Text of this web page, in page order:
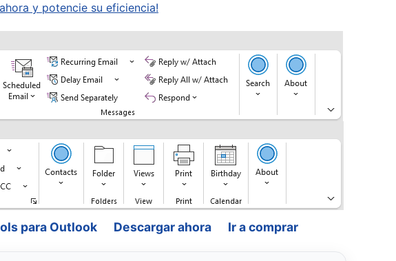
y potencie su eficiencia!
para Outlook Descargar ahora Ir a comprar